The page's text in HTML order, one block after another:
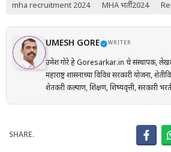
mha recruitment 2024 MHA भर्ती 2024
UMESH GORE WRITER
उमेश गोरे हे Goresarkar.in चे संस्थापक,
महाराष्ट्र शासनाच्या विविध सरकारी योजना,
शेतकरी कल्याण, शिक्षण, शिष्यवृत्ती, सरकारी
आणि संबंधित अधिकृत स्रोतांचा संदर्भ घेऊन
वाचकांना अर्ज प्रक्रिया, पात्रता, आवश्यक
SHARE.